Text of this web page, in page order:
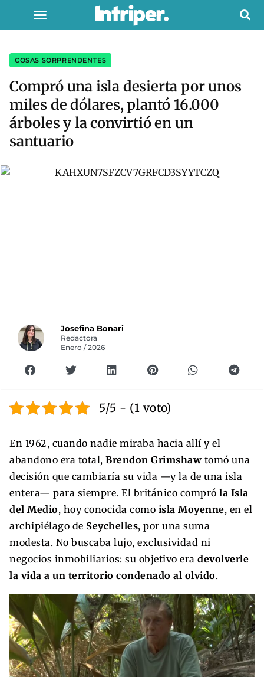
COSAS SORPRENDENTES
Compró una isla desierta por unos
miles de dólares, plantó 16.000
árboles y la convirtió en un
santuario
Josefina Bonari
Redactora
Enero / 2026
5/5 - (1 voto)
En 1962, cuando nadie miraba hacia allí y el
abandono era total, Brendon Grimshaw tomó una
decisión que cambiaría su vida —y la de una isla
entera— para siempre. El británico compró la Isla
del Medio, hoy conocida como isla Moyenne, en el
archipiélago de Seychelles, por una suma
modesta. No buscaba lujo, exclusividad ni
negocios inmobiliarios: su objetivo era devolverle
la vida a un territorio condenado al olvido.